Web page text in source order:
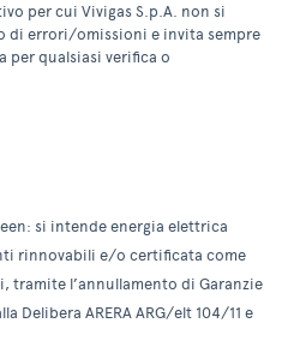
per cui Vivigas S.p.A. non si
di errori/omissioni e invita sempre
per qualsiasi verifica o
si intende energia elettrica
rinnovabili e/o certificata come
l’annullamento di Garanzie
Delibera ARERA ARG/elt 104/11 e